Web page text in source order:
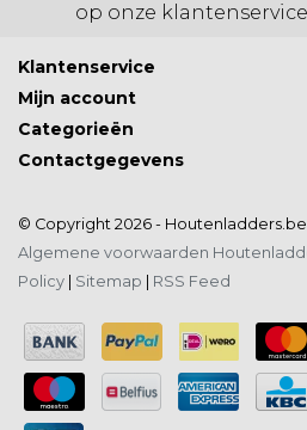
op onze
Klantenservice
Mijn account
Categorieën
Contactgegevens
© Copyright 2026 - Houtenladders.be
Algemene voorwaarden
Policy
Sitemap RSS Feed